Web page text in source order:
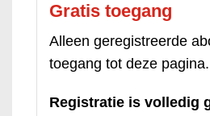
Gratis toegang
Alleen geregistreerde
toegang tot deze pagina.
Registratie is volledig